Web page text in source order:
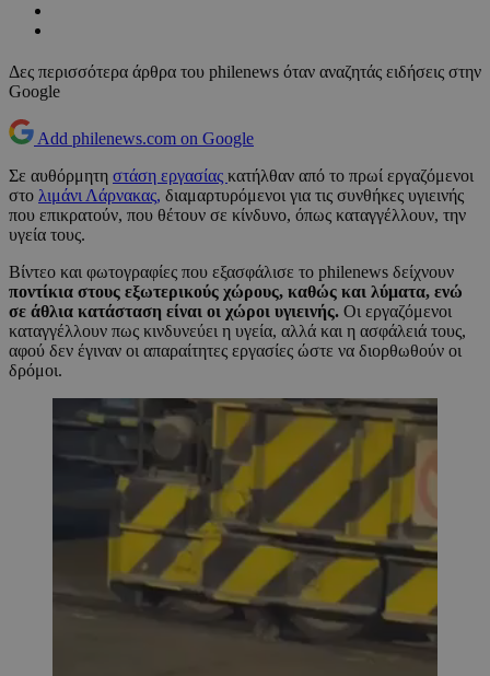
Δες περισσότερα άρθρα του philenews όταν αναζητάς ειδήσεις στην
Google
Add philenews.com on Google
Σε αυθόρμητη στάση εργασίας κατήλθαν από το πρωί εργαζόμενοι
στο λιμάνι Λάρνακας, διαμαρτυρόμενοι για τις συνθήκες υγιεινής
που επικρατούν, που θέτουν σε κίνδυνο, όπως καταγγέλλουν, την
υγεία τους.
Βίντεο και φωτογραφίες που εξασφάλισε το philenews δείχνουν
ποντίκια στους εξωτερικούς χώρους, καθώς και λύματα, ενώ
σε άθλια κατάσταση είναι οι χώροι υγιεινής. Οι εργαζόμενοι
καταγγέλλουν πως κινδυνεύει η υγεία, αλλά και η ασφάλειά τους,
αφού δεν έγιναν οι απαραίτητες εργασίες ώστε να διορθωθούν οι
δρόμοι.